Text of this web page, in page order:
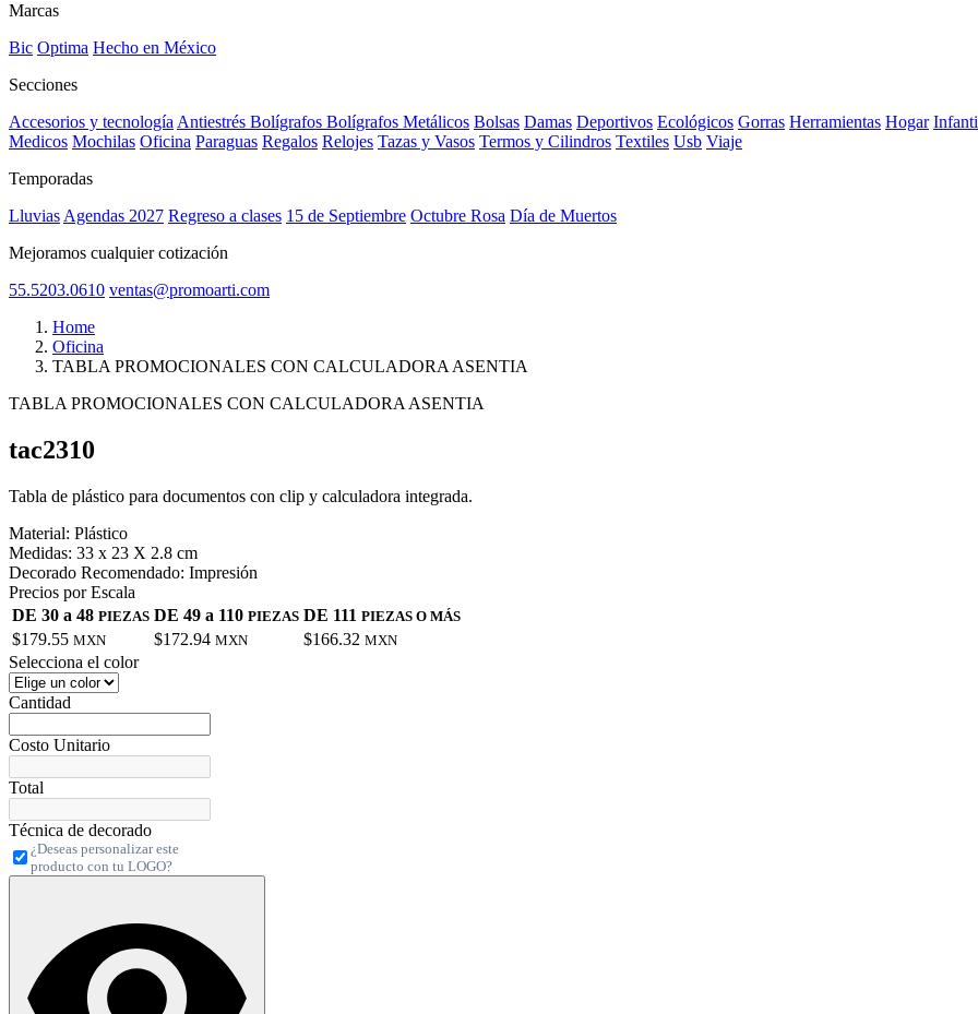
Marcas
Bic Optima Hecho en México
Secciones
Accesorios y tecnología Antiestrés Bolígrafos Bolígrafos Metálicos Bolsas Damas Deportivos Ecológicos Gorras Herramientas Hogar
Medicos Mochilas Oficina Paraguas Regalos Relojes Tazas y Vasos Termos y Cilindros Textiles Usb Viaje
Temporadas
Lluvias Agendas 2027 Regreso a clases 15 de Septiembre Octubre Rosa Día de Muertos
Mejoramos cualquier cotización
55.5203.0610 ventas@promoarti.com
Home
Oficina
TABLA PROMOCIONALES CON CALCULADORA ASENTIA
TABLA PROMOCIONALES CON CALCULADORA ASENTIA
tac2310
Tabla de plástico para documentos con clip y calculadora integrada.
Material: Plástico
Medidas: 33 x 23 X 2.8 cm
Decorado Recomendado: Impresión
Precios por Escala
DE 30 a 48 PIEZAS DE 49 a 110 PIEZAS DE 111 PIEZAS O MÁS
$179.55 MXN $172.94 MXN $166.32 MXN
Selecciona el color
Cantidad
Costo Unitario
Total
Técnica de decorado
¿Deseas personalizar este
producto con tu LOGO?